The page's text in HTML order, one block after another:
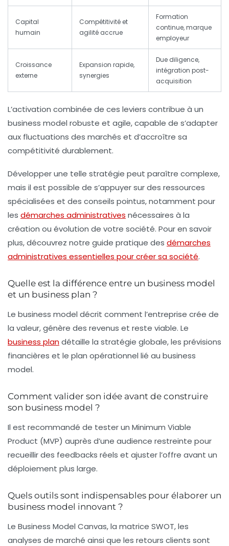
Capital
humain
Compétitivité et
agilité accrue
Formation
continue, marque
employeur
Croissance
externe
Expansion rapide,
synergies
Due diligence,
intégration post-
acquisition
L’activation combinée de ces leviers contribue à un
business model robuste et agile, capable de s’adapter
aux fluctuations des marchés et d’accroître sa
compétitivité durablement.
Développer une telle stratégie peut paraître complexe,
mais il est possible de s’appuyer sur des ressources
spécialisées et des conseils pointus, notamment pour
les démarches administratives nécessaires à la
création ou évolution de votre société. Pour en savoir
plus, découvrez notre guide pratique des démarches
administratives essentielles pour créer sa société.
Quelle est la différence entre un business model
et un business plan ?
Le business model décrit comment l’entreprise crée de
la valeur, génère des revenus et reste viable. Le
business plandétaille la stratégie globale, les prévisions
financières et le plan opérationnel lié au business
model.
Comment valider son idée avant de construire
son business model ?
Il est recommandé de tester un Minimum Viable
Product (MVP) auprès d’une audience restreinte pour
recueillir des feedbacks réels et ajuster l’offre avant un
déploiement plus large.
Quels outils sont indispensables pour élaborer un
business model innovant ?
Le Business Model Canvas, la matrice SWOT, les
analyses de marché ainsi que les retours clients sont